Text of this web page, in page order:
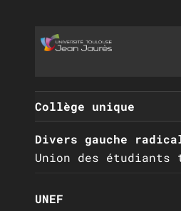
Collège unique
Divers gauche
Union des étudiants
UNEF